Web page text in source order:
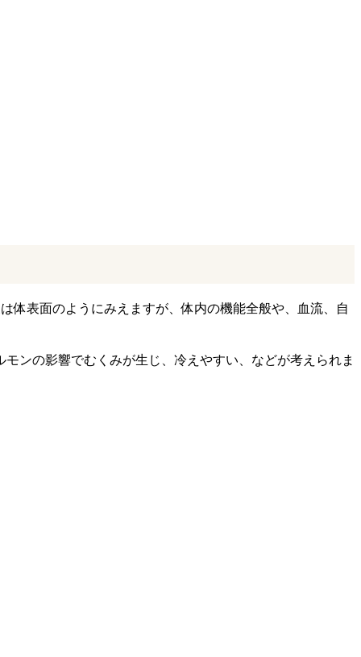
体表面のようにみえますが、体内の機能全般や、血流、自
ンの影響でむくみが生じ、冷えやすい、などが考えられま